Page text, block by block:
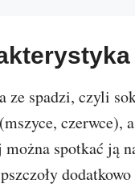
ze spadzi, czyli
czerwce),
spotkać ją